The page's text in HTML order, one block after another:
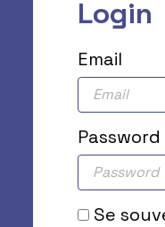
Login
Email
Password
Se